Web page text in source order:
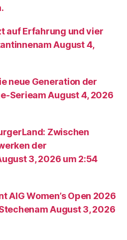
auf Erfahrung und vier
August 4,
neue Generation der
Serieam August 4, 2026
Zwischen
der
3, 2026 um 2:54
AIG Women’s Open 2026
August 3, 2026